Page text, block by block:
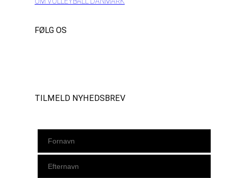
FØLG OS
TILMELD NYHEDSBREV